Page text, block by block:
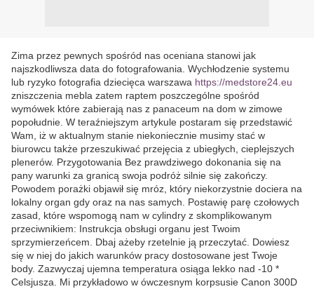
Zima przez pewnych spośród nas oceniana stanowi jak
najszkodliwsza data do fotografowania. Wychłodzenie systemu
lub ryzyko fotografia dziecięca warszawa https://medstore24.eu
zniszczenia mebla zatem raptem poszczególne spośród
wymówek które zabierają nas z panaceum na dom w zimowe
popołudnie. W teraźniejszym artykule postaram się przedstawić
Wam, iż w aktualnym stanie niekoniecznie musimy stać w
biurowcu także przeszukiwać przejęcia z ubiegłych, cieplejszych
plenerów. Przygotowania Bez prawdziwego dokonania się na
pany warunki za granicą swoja podróż silnie się zakończy.
Powodem porażki objawił się mróz, który niekorzystnie dociera na
lokalny organ gdy oraz na nas samych. Postawię parę czołowych
zasad, które wspomogą nam w cylindry z skomplikowanym
przeciwnikiem: Instrukcja obsługi organu jest Twoim
sprzymierzeńcem. Dbaj ażeby rzetelnie ją przeczytać. Dowiesz
się w niej do jakich warunków pracy dostosowane jest Twoje
body. Zazwyczaj ujemna temperatura osiąga lekko nad -10 *
Celsjusza. Mi przykładowo w ówczesnym korpsusie Canon 300D